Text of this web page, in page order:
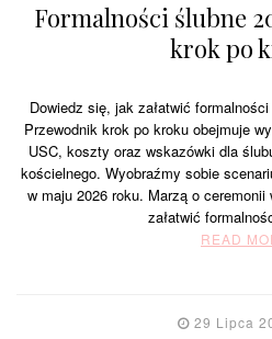
Formalności ślubne
krok po
Dowiedz się, jak załatwić
Przewodnik krok po kroku obejmuje
USC, koszty oraz wskazówki dla
kościelnego. Wyobraźmy sobie
w maju 2026 roku. Marzą o
załatwić
READ
29 Lipca